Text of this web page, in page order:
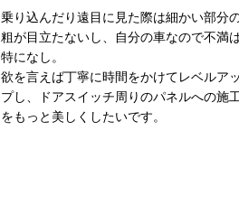
乗り込んだり遠目に見た際は細かい部分
粗が目立たないし、自分の車なので不満
特になし。
欲を言えば丁寧に時間をかけてレベルアッ
プし、ドアスイッチ周りのパネルへの施
をもっと美しくしたいです。